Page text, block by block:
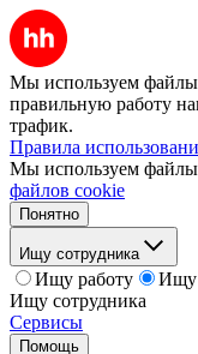
Мы используем файлы
правильную работу
трафик.
Правила
Мы используем файлы
файлов cookie
Понятно
Ищу сотрудника
Ищу работу
Ищу
Ищу сотрудника
Сервисы
Помощь